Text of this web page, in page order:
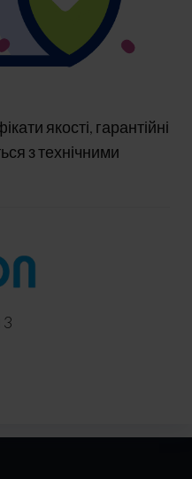
якості, гарантійні
з технічними
3